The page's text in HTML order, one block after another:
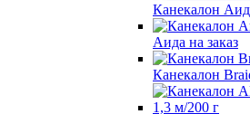
Канекалон
Аида на заказ
Канекалон